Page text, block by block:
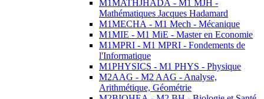
M1MATHJHADA - M1 MJH -
Mathématiques Jacques Hadamard
M1MECHA - M1 Mech - Mécanique
M1MIE - M1 MiE - Master en Economie
M1MPRI - M1 MPRI - Fondements de
l'Informatique
M1PHYSICS - M1 PHYS - Physique
M2AAG - M2 AAG - Analyse,
Arithmétique, Géométrie